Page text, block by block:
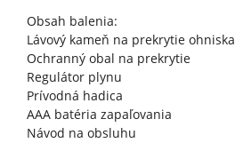
Obsah balenia:
Lávový kameň na prekrytie ohniska
Ochranný obal na prekrytie
Regulátor plynu
Prívodná hadica
AAA batéria zapaľovania
Návod na obsluhu